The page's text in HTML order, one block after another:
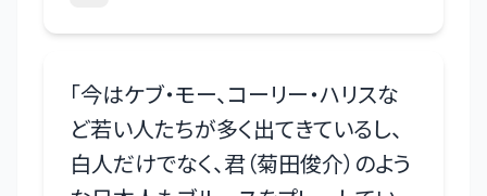
「今はケブ・モー、コーリー・ハリスな
ど若い人たちが多く出てきているし、
白人だけでなく、君（菊田俊介）のよう